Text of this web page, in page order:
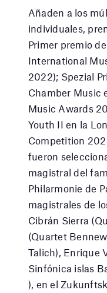
Añaden a los
individuales,
Primer premio
International
2022); Spezial
Chamber Music
Music Awards
Youth II en la
Competition
fueron
magistral del
Philarmonie de
magistrales de
Cibrán Sierra
(Quartet
Talich), Enrique
Sinfónica islas
), en el